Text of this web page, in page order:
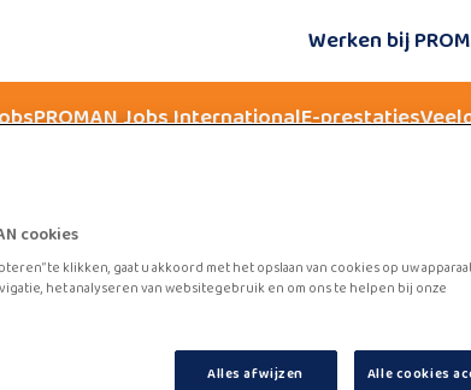
Werken bij
PROMAN Jobs InternationalE-prestaties
refresh the page or try again later.
cookies
te klikken, gaat u akkoord met het opslaan van cookies op uw
het analyseren van websitegebruik en om ons te helpen bij onze
Alles afwijzen Alle cookies